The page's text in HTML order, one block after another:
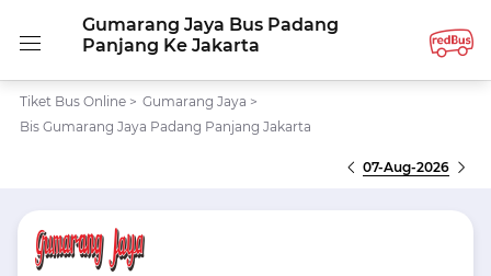
Gumarang Jaya Bus Padang
Panjang Ke Jakarta
Tiket Bus Online > Gumarang Jaya >
Bis Gumarang Jaya Padang Panjang Jakarta
07-Aug-2026